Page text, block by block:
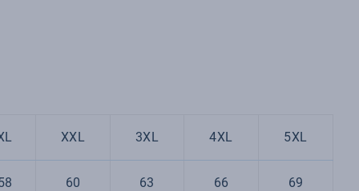
XXL 3XL 4XL 5XL
60 63 66 69